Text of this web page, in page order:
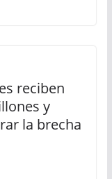
reciben
y
la brecha